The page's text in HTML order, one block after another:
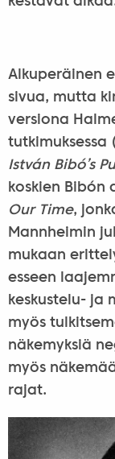
Alkuperäinen
sivua, mutta
versiona
tutkimuksessa (
István Bibó’s
koskien Bibón
Our Time,
Mannheimin
mukaan
esseen
keskustelu- ja
myös
näkemyksiä
myös
rajat.